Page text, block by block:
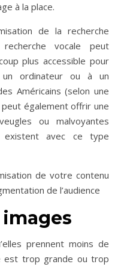
à la place.
de la recherche
vocale peut
plus accessible pour
ordinateur ou à un
Américains (selon une
également offrir une
ou malvoyantes
existent avec ce type
de votre contenu
de l’audience
prennent moins de
est trop grande ou trop